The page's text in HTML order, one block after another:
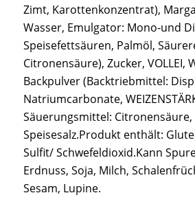
Zimt, Karottenkonzentrat),
Wasser, Emulgator: Mono-und
Speisefettsäuren, Palmöl,
Citronensäure), Zucker, VOLLEI,
Backpulver (Backtriebmittel:
Natriumcarbonate,
Säuerungsmittel: Citronensäure,
Speisesalz.Produkt enthält:
Sulfit/ Schwefeldioxid.Kann
Erdnuss, Soja, Milch,
Sesam, Lupine.